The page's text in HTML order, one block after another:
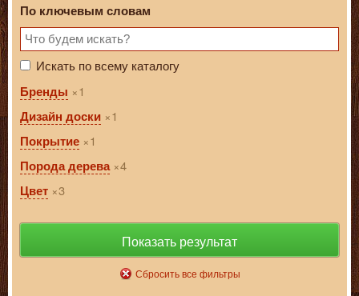
По ключевым словам
Искать по всему каталогу
Бренды
1
Дизайн доски
1
Покрытие
1
Порода дерева
4
Цвет
3
Показать результат
Сбросить все фильтры